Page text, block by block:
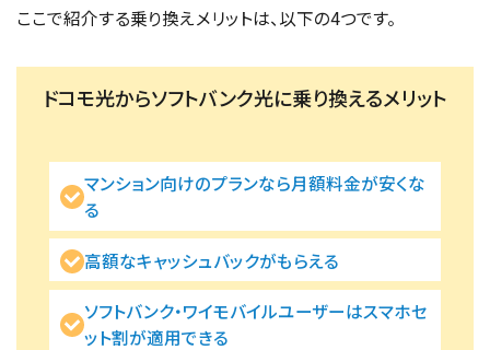
ここで紹介する乗り換えメリットは、以下の4つです。
ドコモ光からソフトバンク光に乗り換えるメリット
マンション向けのプランなら月額料金が安くな
る
高額なキャッシュバックがもらえる
ソフトバンク・ワイモバイルユーザーはスマホセ
ット割が適用できる